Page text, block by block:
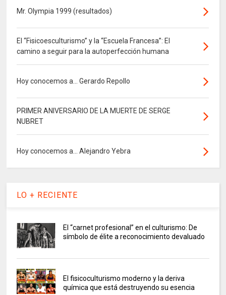
Mr. Olympia 1999 (resultados)
El “Fisicoesculturismo” y la “Escuela Francesa”: El
camino a seguir para la autoperfección humana
Hoy conocemos a... Gerardo Repollo
PRIMER ANIVERSARIO DE LA MUERTE DE SERGE
NUBRET
Hoy conocemos a... Alejandro Yebra
LO + RECIENTE
El “carnet profesional” en el culturismo: De
símbolo de élite a reconocimiento devaluado
El fisicoculturismo moderno y la deriva
química que está destruyendo su esencia